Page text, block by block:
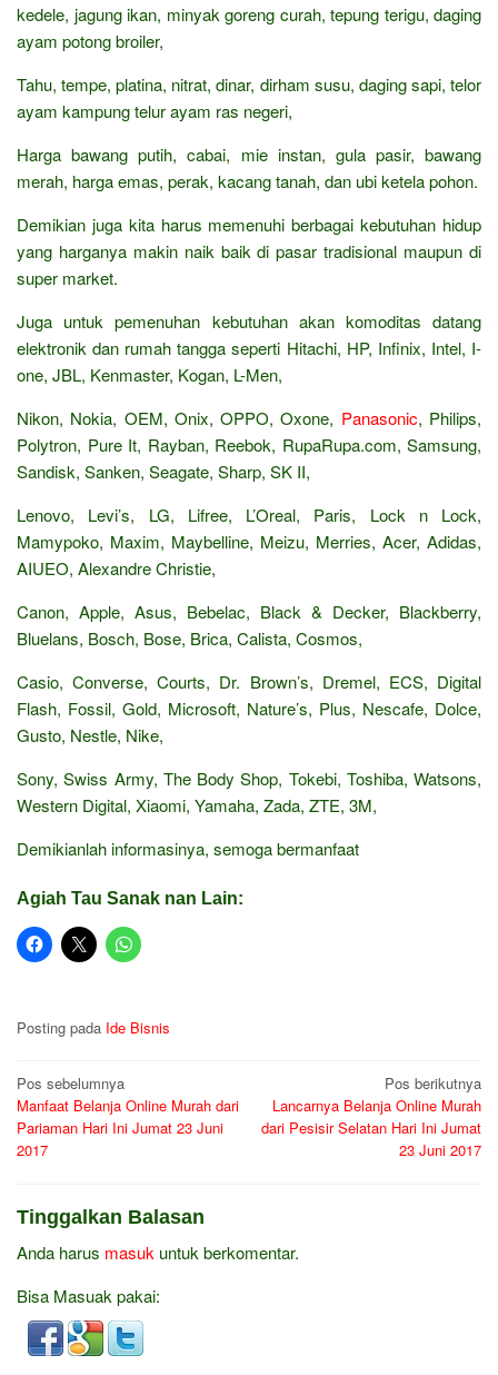
kedele, jagung ikan, minyak goreng curah, tepung terigu, daging
ayam potong broiler,
Tahu, tempe, platina, nitrat, dinar, dirham susu, daging sapi, telor
ayam kampung telur ayam ras negeri,
Harga bawang putih, cabai, mie instan, gula pasir, bawang
merah, harga emas, perak, kacang tanah, dan ubi ketela pohon.
Demikian juga kita harus memenuhi berbagai kebutuhan hidup
yang harganya makin naik baik di pasar tradisional maupun di
super market.
Juga untuk pemenuhan kebutuhan akan komoditas datang
elektronik dan rumah tangga seperti Hitachi, HP, Infinix, Intel, I-
one, JBL, Kenmaster, Kogan, L-Men,
Nikon, Nokia, OEM, Onix, OPPO, Oxone, Panasonic, Philips,
Polytron, Pure It, Rayban, Reebok, RupaRupa.com, Samsung,
Sandisk, Sanken, Seagate, Sharp, SK II,
Lenovo, Levi’s, LG, Lifree, L’Oreal, Paris, Lock n Lock,
Mamypoko, Maxim, Maybelline, Meizu, Merries, Acer, Adidas,
AIUEO, Alexandre Christie,
Canon, Apple, Asus, Bebelac, Black & Decker, Blackberry,
Bluelans, Bosch, Bose, Brica, Calista, Cosmos,
Casio, Converse, Courts, Dr. Brown’s, Dremel, ECS, Digital
Flash, Fossil, Gold, Microsoft, Nature’s, Plus, Nescafe, Dolce,
Gusto, Nestle, Nike,
Sony, Swiss Army, The Body Shop, Tokebi, Toshiba, Watsons,
Western Digital, Xiaomi, Yamaha, Zada, ZTE, 3M,
Demikianlah informasinya, semoga bermanfaat
Agiah Tau Sanak nan Lain:
Posting pada Ide Bisnis
Navigasi
pos
Pos sebelumnya
Manfaat Belanja Online Murah dari
Pariaman Hari Ini Jumat 23 Juni
2017
Pos berikutnya
Lancarnya Belanja Online Murah
dari Pesisir Selatan Hari Ini Jumat
23 Juni 2017
Tinggalkan Balasan
Anda harus masuk untuk berkomentar.
Bisa Masuak pakai: